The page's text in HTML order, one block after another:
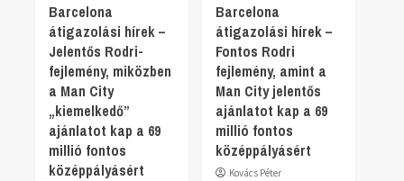
Barcelona
átigazolási hírek –
Jelentős Rodri-
fejlemény, miközben
a Man City
„kiemelkedő”
ajánlatot kap a 69
millió fontos
középpályásért
Barcelona
átigazolási hírek –
Fontos Rodri
fejlemény, amint a
Man City jelentős
ajánlatot kap a 69
millió fontos
középpályásért
Kovács Péter